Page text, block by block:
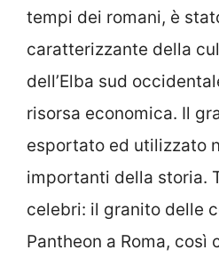
tempi dei romani, è
caratterizzante della
dell’Elba sud
risorsa economica. Il
esportato ed utilizzato
importanti della storia.
celebri: il granito delle
Pantheon a Roma, così